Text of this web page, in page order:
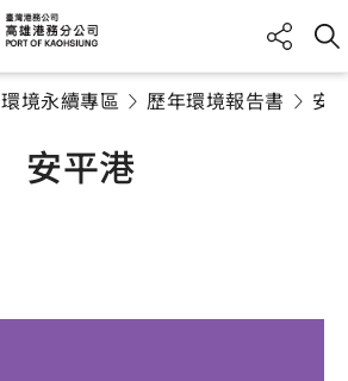
環境永續專區 歷年環境報告書 安
安平港